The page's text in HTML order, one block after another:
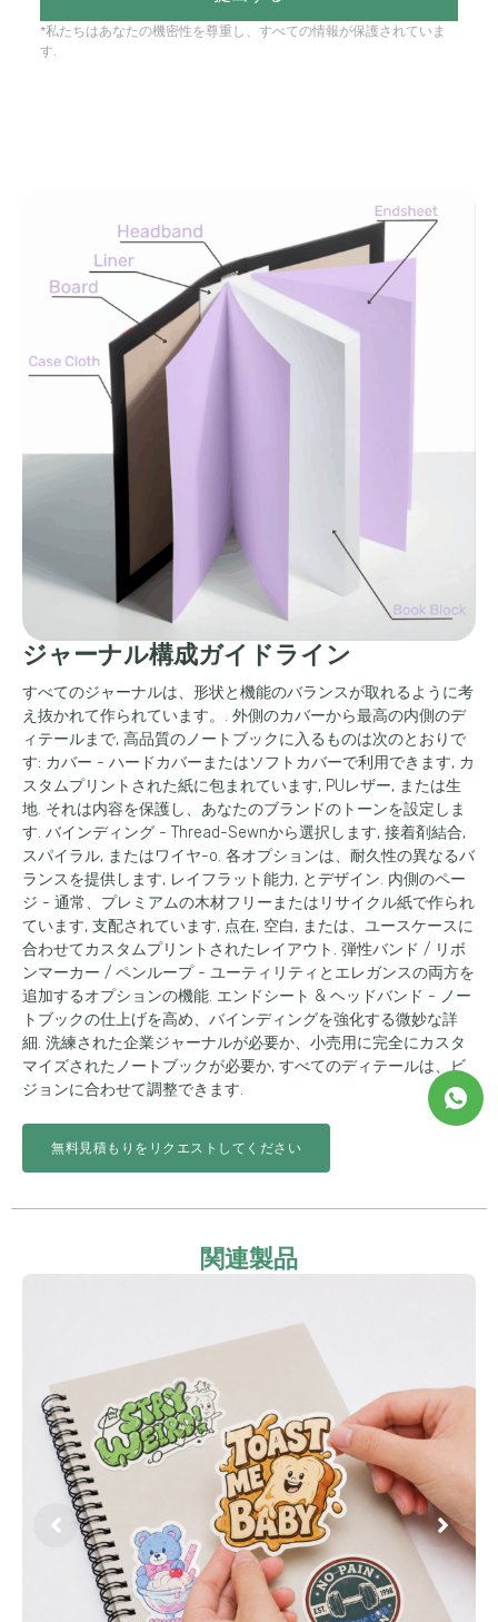
*私たちはあなたの機密性を尊重し、すべての情報が保護されていま
す.
ジャーナル構成ガイドライン
すべてのジャーナルは、形状と機能のバランスが取れるように考
え抜かれて作られています。. 外側のカバーから最高の内側のデ
ィテールまで, 高品質のノートブックに入るものは次のとおりで
す: カバー - ハードカバーまたはソフトカバーで利用できます, カ
スタムプリントされた紙に包まれています, PUレザー, または生
地. それは内容を保護し、あなたのブランドのトーンを設定しま
す. バインディング - Thread-Sewnから選択します, 接着剤結合,
スパイラル, またはワイヤ-o. 各オプションは、耐久性の異なるバ
ランスを提供します, レイフラット能力, とデザイン. 内側のペー
ジ - 通常、プレミアムの木材フリーまたはリサイクル紙で作られ
ています, 支配されています, 点在, 空白, または、ユースケースに
合わせてカスタムプリントされたレイアウト. 弾性バンド / リボ
ンマーカー / ペンループ - ユーティリティとエレガンスの両方を
追加するオプションの機能. エンドシート & ヘッドバンド - ノー
トブックの仕上げを高め、バインディングを強化する微妙な詳
細. 洗練された企業ジャーナルが必要か、小売用に完全にカスタ
マイズされたノートブックが必要か, すべてのディテールは、ビ
ジョンに合わせて調整できます.
無料見積もりをリクエストしてください
関連製品